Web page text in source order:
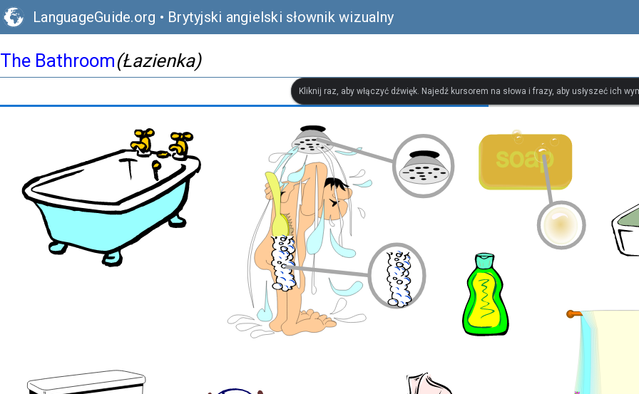
LanguageGuide.org • Brytyjski angielski słownik wizualny
The Bathroom(Łazienka)
Kliknij raz, aby włączyć dźwięk. Najedź kursorem na słowa i frazy, aby usłyszeć ich